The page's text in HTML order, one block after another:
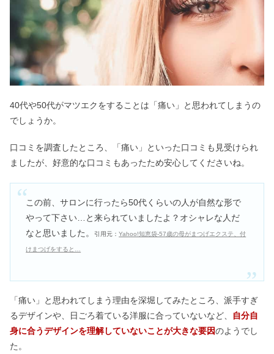
の？
40代や50代がマツエクをすることは「痛い」と思われてしまうの
でしょうか。
口コミを調査したところ、「痛い」といった口コミも見受けられ
ましたが、好意的な口コミもあったため安心してくださいね。
この前、サロンに行ったら50代くらいの人が自然な形で
やって下さい…と来られていましたよ？オシャレな人だ
なと思いました。
引用元：Yahoo!知恵袋-57歳の母がまつげエクステ、付
けまつげをすると…
「痛い」と思われてしまう理由を深堀してみたところ、派手すぎ
るデザインや、日ごろ着ている洋服に合っていないなど、
自分自
身に合うデザインを理解していないことが大きな要因のようでし
た。